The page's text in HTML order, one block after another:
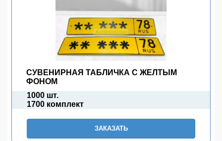
СУВЕНИРНАЯ ТАБЛИЧКА С ЖЕЛТЫМ
ФОНОМ
1000 шт.
1700 комплект
ЗАКАЗАТЬ